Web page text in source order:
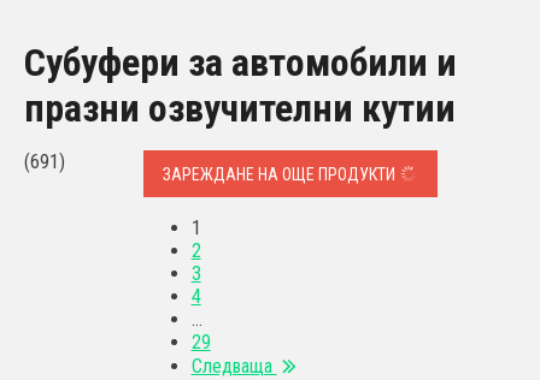
Субуфери за автомобили и
празни озвучителни кутии
(691)
ЗАРЕЖДАНЕ НА ОЩЕ ПРОДУКТИ
1
2
3
4
…
29
Следваща